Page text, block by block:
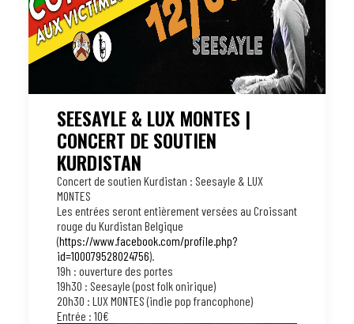
SEESAYLE & LUX MONTES |
CONCERT DE SOUTIEN
KURDISTAN
Concert de soutien Kurdistan : Seesayle & LUX
MONTES
Les entrées seront entièrement versées au Croissant
rouge du Kurdistan Belgique
(https://www.facebook.com/profile.php?
id=100079528024756).
19h : ouverture des portes
19h30 : Seesayle (post folk onirique)
20h30 : LUX MONTES (indie pop francophone)
Entrée : 10€